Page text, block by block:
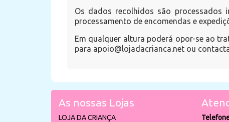
Os dados recolhidos são processados
processamento de encomendas e
Em qualquer altura poderá opor-se ao
para apoio@lojadacrianca.net ou
As nossas Lojas
LOJA DA CRIANÇA